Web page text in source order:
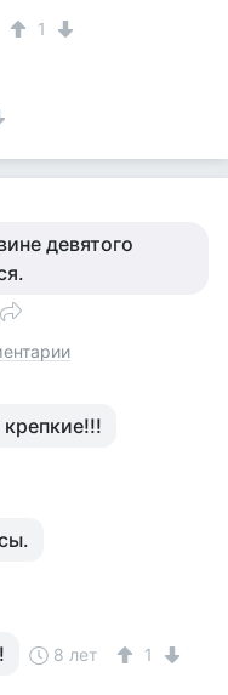
1
девятого
8 лет 1